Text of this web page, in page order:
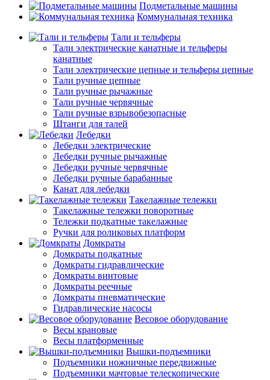
Подметальные машины
Коммунальная техника
Тали и тельферы
Тали электрические канатные и тельферы
канатные
Тали электрические цепные и тельферы цепные
Тали ручные цепные
Тали ручные рычажные
Тали ручные червячные
Тали ручные взрывобезопасные
Штанги для талей
Лебедки
Лебедки электрические
Лебедки ручные рычажные
Лебедки ручные червячные
Лебедки ручные барабанные
Канат для лебедки
Такелажные тележки
Такелажные тележки поворотные
Тележки подкатные такелажные
Ручки для роликовых платформ
Домкраты
Домкраты подкатные
Домкраты гидравлические
Домкраты винтовые
Домкраты реечные
Домкраты пневматические
Гидравлические насосы
Весовое оборудование
Весы крановые
Весы платформенные
Вышки-подъемники
Подъемники ножничные передвижные
Подъемники мачтовые телескопические